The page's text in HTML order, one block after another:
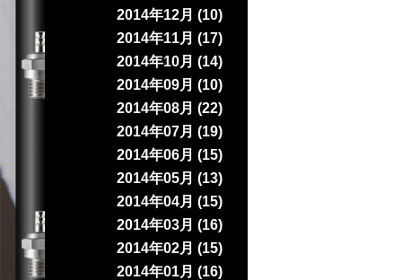
2014年12月 (10)
2014年11月 (17)
2014年10月 (14)
2014年09月 (10)
2014年08月 (22)
2014年07月 (19)
2014年06月 (15)
2014年05月 (13)
2014年04月 (15)
2014年03月 (16)
2014年02月 (15)
2014年01月 (16)